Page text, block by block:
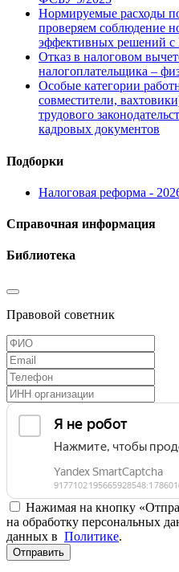
Нормируемые расходы
проверяем соблюдение
эффективных решений с
Отказ в налоговом
налогоплательщика –
Особые категории
совместители,
трудового
кадровых документов
Подборки
Налоговая реформа -
Справочная информация
Библиотека
Правовой советник
Нажимая на кнопку
на обработку персональных
данных в Политике.
Отправить